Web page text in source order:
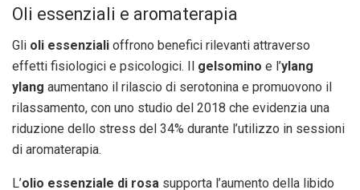
Oli essenziali e aromaterapia
Gli oli essenziali offrono benefici rilevanti attraverso
effetti fisiologici e psicologici. Il gelsomino e l’ylang
ylang aumentano il rilascio di serotonina e promuovono il
rilassamento, con uno studio del 2018 che evidenzia una
riduzione dello stress del 34% durante l’utilizzo in sessioni
di aromaterapia.
L’olio essenziale di rosa supporta l’aumento della libido